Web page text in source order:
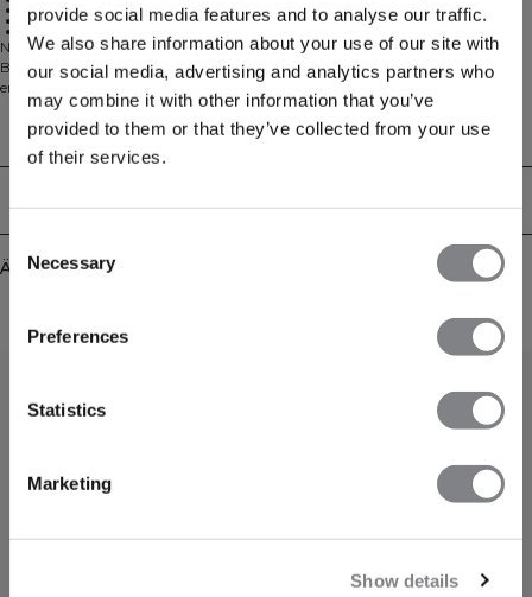
provide social media features and to analyse our traffic.
We also share information about your use of our site with
our social media, advertising and analytics partners who
may combine it with other information that you’ve
provided to them or that they’ve collected from your use
of their services.
Consent
Selection
Necessary
Preferences
Statistics
Marketing
Show details
8% Elastan
Racerback, nahtlos
Mittlerer Halt
Nahtloser Sport-BH mit Ringerrücken für uneingeschränkte
Bewegungsfreiheit. Der Define Seamless Racer Back Sports Bra bietet eine
enge, stützende Passform mit mittlerem Halt – ideal für dein tägliches
Training. Das feuchtigkeitsableitende Vier-Wege-Stretch-Material hält dich
trocken und komfortabel, während die nahtlose Konstruktion Reibung
minimiert. Herausnehmbare Cups ermöglichen dir, Abdeckung und Sitz
individuell anzupassen. 92% Polyamid, 8% Elastan.
Technical Aspects
Ähnliche Produkte